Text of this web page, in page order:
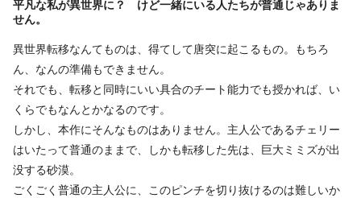
平凡な私が異世界に？ けど一緒にいる人たちが普通じゃありま
せん。
異世界転移なんてものは、得てして唐突に起こるもの。もちろ
ん、なんの準備もできません。
それでも、転移と同時にいい具合のチート能力でも授かれば、い
くらでもなんとかなるのです。
しかし、本作にそんなものはありません。主人公であるチェリー
はいたって普通のままで、しかも転移した先は、巨大ミミズが出
没する砂漠。
ごくごく普通の主人公に、このピンチを切り抜けるのは難しいか